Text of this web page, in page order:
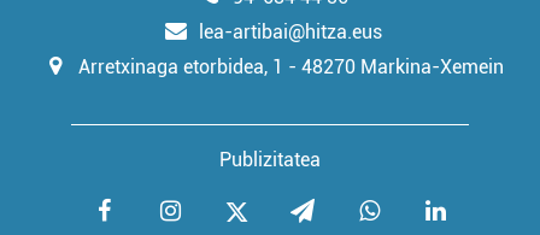
lea-artibai@hitza.eus
Arretxinaga etorbidea, 1 - 48270 Markina-Xemein
Publizitatea